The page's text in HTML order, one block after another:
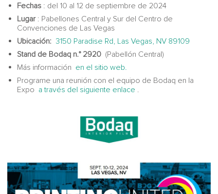
Fechas : del 10 al 12 de septiembre de 2024
Lugar: Pabellones Central y Sur del Centro de
Convenciones de Las Vegas
Ubicación: 3150 Paradise Rd, Las Vegas, NV 89109
Stand de Bodaq n.° 2920 (Pabellón Central)
Más información en el sitio web.
Programe una reunión con el equipo de Bodaq en la
Expo a través del siguiente enlace .